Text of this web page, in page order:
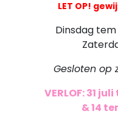
LET OP!
Dinsdag tem
Gesloten op
VERLOF: 31
& 14